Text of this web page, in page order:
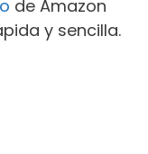
de Amazon
y sencilla.